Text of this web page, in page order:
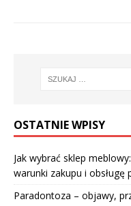
OSTATNIE WPISY
Jak wybrać sklep
warunki zakupu i obsługę
Paradontoza – objawy,